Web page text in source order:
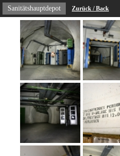
Sanitätshauptdepot Zurück / Back